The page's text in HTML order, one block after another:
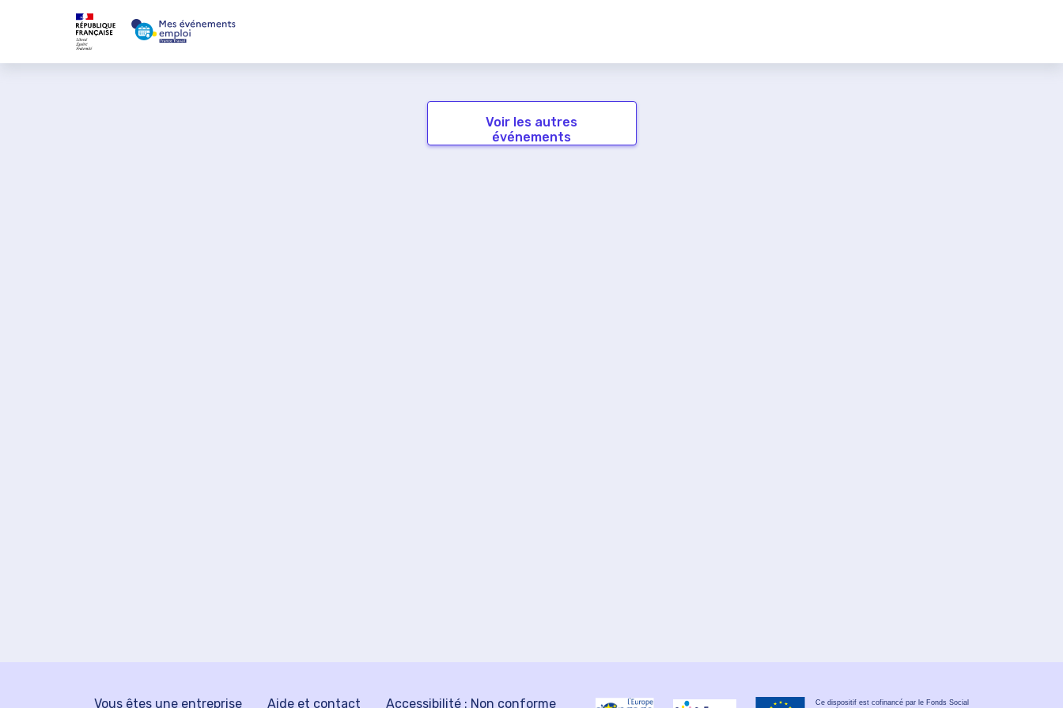
Voir les autres
événements
Vous êtes une entreprise Aide et contact Accessibilité : Non conforme
Ce dispositif est cofinancé par le Fonds Social